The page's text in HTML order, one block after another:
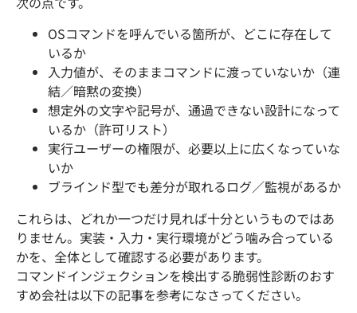
OSコマンドを呼んでいる箇所が、どこに存在して
いるか
入力値が、そのままコマンドに渡っていないか（連
結／暗黙の変換）
想定外の文字や記号が、通過できない設計になって
いるか（許可リスト）
実行ユーザーの権限が、必要以上に広くなっていな
いか
ブラインド型でも差分が取れるログ／監視があるか
これらは、どれか一つだけ見れば十分というものではあ
りません。実装・入力・実行環境がどう噛み合っている
かを、全体として確認する必要があります。
コマンドインジェクションを検出する脆弱性診断のおす
すめ会社は以下の記事を参考になさってください。